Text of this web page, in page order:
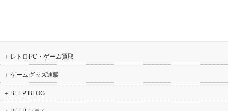
レトロPC・ゲーム買取
ゲームグッズ通販
BEEP BLOG